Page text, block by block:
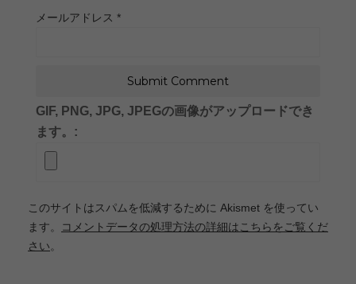
メールアドレス *
GIF, PNG, JPG, JPEGの画像がアップロードでき
ます。:
このサイトはスパムを低減するために Akismet を使ってい
ます。
コメントデータの処理方法の詳細はこちらをご覧くだ
さい。